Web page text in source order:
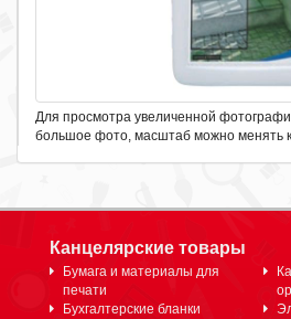
Для просмотра увеличенной
большое фото, масштаб можно менять
Канцелярские товары
Бумага и материалы для
печати
Бухгалтерские бланки